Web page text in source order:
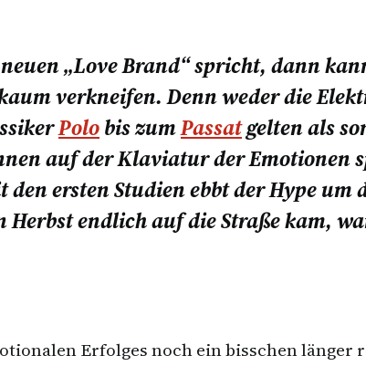
„Love Brand“ spricht, dann
verkneifen. Denn weder die
Polobis zumPassatgelten als
auf der Klaviatur der Emotionen
ersten Studien ebbt der Hype
endlich auf die Straße kam,
Erfolges noch ein bisschen